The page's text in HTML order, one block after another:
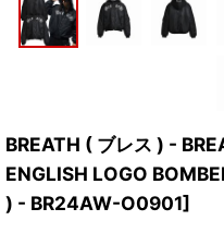
BREATH ( ブレス ) -
ENGLISH LOGO
) - BR24AW-O0901]